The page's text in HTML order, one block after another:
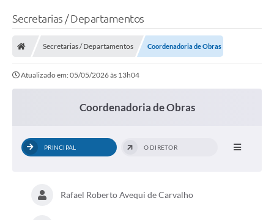
Secretarias / Departamentos
Secretarias / Departamentos Coordenadoria de Obras
Atualizado em: 05/05/2026 às 13h04
Coordenadoria de Obras
PRINCIPAL O DIRETOR
Rafael Roberto Avequi de Carvalho